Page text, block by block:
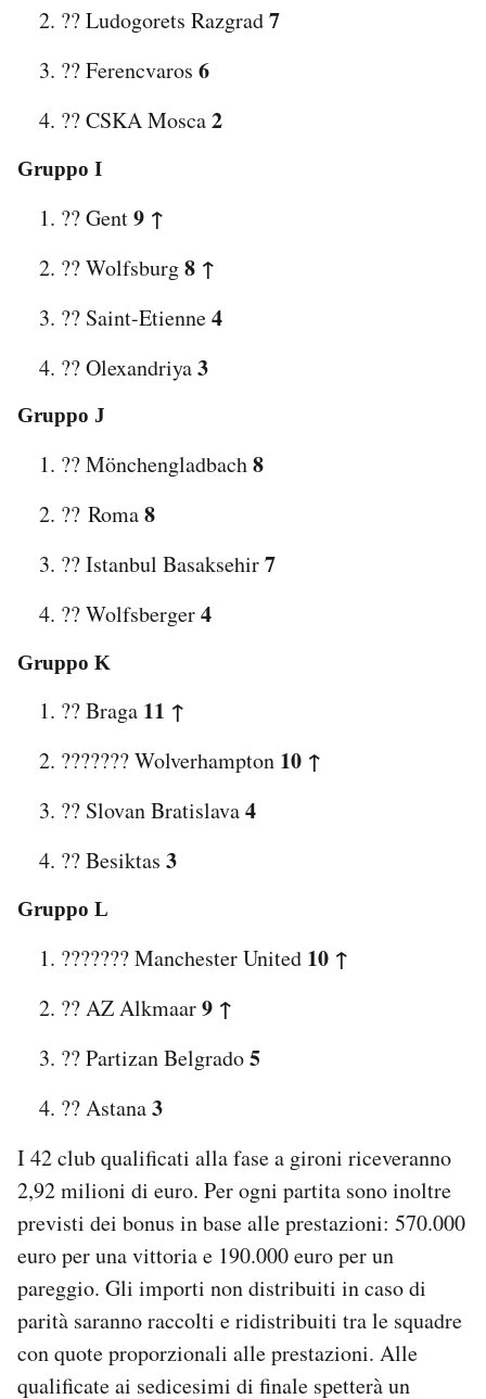
?? Ludogorets Razgrad7
?? Ferencvaros 6
?? CSKA Mosca2
Gruppo I
?? Gent9 ↑
?? Wolfsburg8 ↑
?? Saint-Etienne4
?? Olexandriya3
Gruppo J
?? Mönchengladbach8
?? Roma8
?? Istanbul Basaksehir7
?? Wolfsberger4
Gruppo K
?? Braga 11 ↑
??????? Wolverhampton 10 ↑
?? Slovan Bratislava4
?? Besiktas 3
Gruppo L
??????? Manchester United 10 ↑
?? AZ Alkmaar9 ↑
?? Partizan Belgrado5
?? Astana3
I 42 club qualificati alla fase a gironi riceveranno
2,92 milioni di euro. Per ogni partita sono inoltre
previsti dei bonus in base alle prestazioni: 570.000
euro per una vittoria e 190.000 euro per un
pareggio. Gli importi non distribuiti in caso di
parità saranno raccolti e ridistribuiti tra le squadre
con quote proporzionali alle prestazioni. Alle
qualificate ai sedicesimi di finale spetterà un